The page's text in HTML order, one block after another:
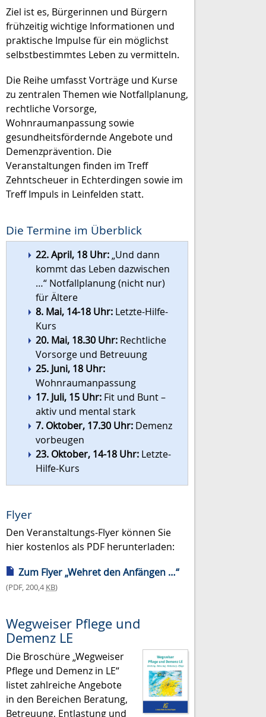
Ziel ist es, Bürgerinnen und Bürgern
frühzeitig wichtige Informationen und
praktische Impulse für ein möglichst
selbstbestimmtes Leben zu vermitteln.
Die Reihe umfasst Vorträge und Kurse
zu zentralen Themen wie Notfallplanung,
rechtliche Vorsorge,
Wohnraumanpassung sowie
gesundheitsfördernde Angebote und
Demenzprävention. Die
Veranstaltungen finden im Treff
Zehntscheuer in Echterdingen sowie im
Treff Impuls in Leinfelden statt.
Die Termine im Überblick
22. April, 18 Uhr: „Und dann
kommt das Leben dazwischen
…“ Notfallplanung (nicht nur)
für Ältere
8. Mai, 14-18 Uhr:Letzte-Hilfe-
Kurs
20. Mai, 18.30 Uhr:Rechtliche
Vorsorge und Betreuung
25. Juni, 18 Uhr:
Wohnraumanpassung
17. Juli, 15 Uhr:Fit und Bunt –
aktiv und mental stark
7. Oktober, 17.30 Uhr:Demenz
vorbeugen
23. Oktober, 14-18 Uhr:Letzte-
Hilfe-Kurs
Flyer
Den Veranstaltungs-Flyer können Sie
hier kostenlos als PDF herunterladen:
Zum Flyer „Wehret den Anfängen …“
(PDF, 200,4KB)
Wegweiser Pflege und
Demenz LE
Die Broschüre „Wegweiser
Pflege und Demenz in LE“
listet zahlreiche Angebote
in den Bereichen Beratung,
Betreuung, Entlastung und